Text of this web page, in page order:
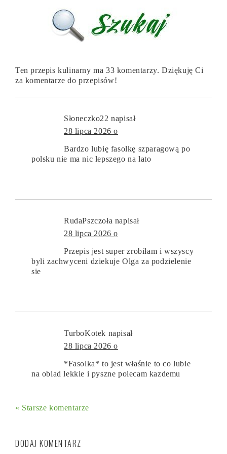
Ten przepis kulinarny ma 33 komentarzy. Dziękuję Ci
za komentarze do przepisów!
Słoneczko22 napisał
28 lipca 2026 o
Bardzo lubię fasolkę szparagową po
polsku nie ma nic lepszego na lato
RudaPszczoła napisał
28 lipca 2026 o
Przepis jest super zrobiłam i wszyscy
byli zachwyceni dziekuje Olga za podzielenie
sie
TurboKotek napisał
28 lipca 2026 o
*Fasolka* to jest właśnie to co lubie
na obiad lekkie i pyszne polecam kazdemu
« Starsze komentarze
DODAJ KOMENTARZ